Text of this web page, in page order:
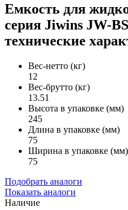
Емкость для
серия Jiwins JW-
технические
Вес-нетто (кг)
12
Вес-брутто (кг)
13.51
Высота в упаковке (мм)
245
Длина в упаковке (мм)
75
Ширина в упаковке (мм)
75
Подобрать аналоги
Показать аналоги
Наличие